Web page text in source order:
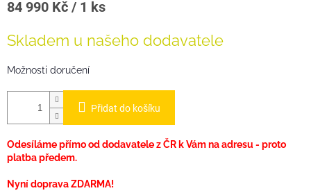
Měrná
84 990 Kč / 1 ks
Skladem u našeho dodavatele
Možnosti doručení
Přidat do košíku
Odesíláme přímo od dodavatele z ČR k Vám na adresu - proto
platba předem.
Nyní doprava ZDARMA!